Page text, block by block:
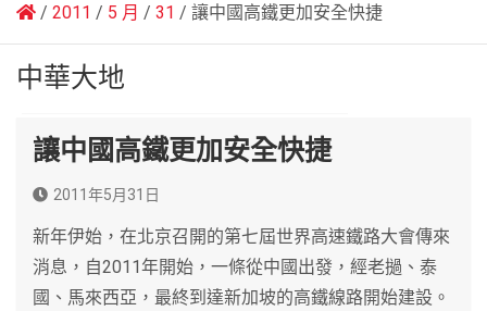
2011 5 月 31 讓中國高鐵更加安全快捷
中華大地
讓中國高鐵更加安全快捷
2011年5月31日
新年伊始，在北京召開的第七屆世界高速鐵路大會傳來
消息，自2011年開始，一條從中國出發，經老撾、泰
國、馬來西亞，最終到達新加坡的高鐵線路開始建設。